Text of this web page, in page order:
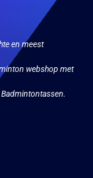
en meest
webshop met